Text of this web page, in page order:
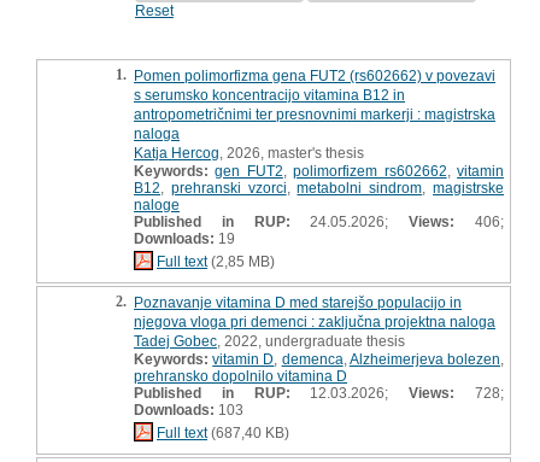
Reset
1. Pomen polimorfizma gena FUT2 (rs602662) v povezavi
s serumsko koncentracijo vitamina B12 in
antropometričnimi ter presnovnimi markerji : magistrska
naloga
Katja Hercog , 2026, master's thesis
Keywords: gen FUT2 ,polimorfizem rs602662 ,vitamin
B12
prehranski vzorci ,metabolni sindrom ,magistrske
naloge
Published in RUP: 24.05.2026;Views: 406;
Downloads: 19
Full text(2,85 MB)
2. Poznavanje vitamina D med starejšo populacijo in
njegova vloga pri demenci : zaključna projektna naloga
Tadej Gobec , 2022, undergraduate thesis
Keywords: vitamin D demenca Alzheimerjeva bolezen
prehransko dopolnilo vitamina D
Published in RUP: 12.03.2026;Views: 728;
Downloads: 103
Full text(687,40 KB)